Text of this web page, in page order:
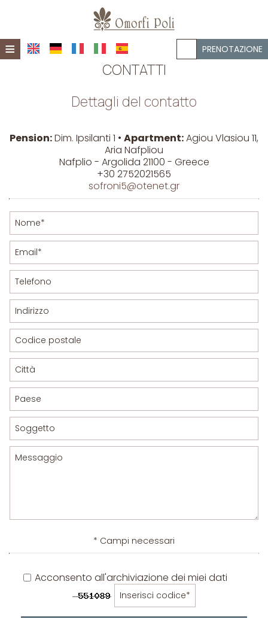
≡ PRENOTAZIONE
HOME
OMORFI POLI PENSION
Posizione
Galleria
Appartamenti
Circa Omorfi Poli Apartment
Posizione
Galleria
IMPRESSIONI
CONTATTI
CONTATTI
Dettagli del contatto
Pension:Dim. Ipsilanti 1 • Apartment:Agiou Vlasiou 11,
Aria Nafpliou
Nafplio - Argolida 21100 - Greece
+30 2752021565
sofroni5@otenet.gr
* Campi necessari
Acconsento all'archiviazione dei miei dati